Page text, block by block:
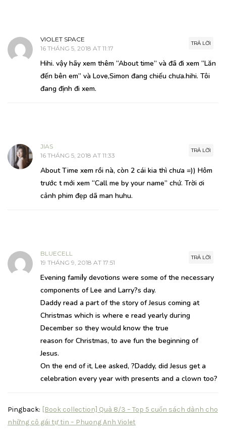
TRẢ LỜI
VIOLET SPACE
16 THÁNG 5, 2018 AT 11:17
Hihi. vậy hãy xem thêm “About time” và đã đi xem “Lăn
đến bên em” và Love,Simon đang chiếu chưa.hihi. Tôi
đang định đi xem.
TRẢ LỜI
JIAS
16 THÁNG 5, 2018 AT 11:33
About Time xem rồi nà, còn 2 cái kia thì chưa =)) Hôm
trước t mới xem “Call me by your name” chứ. Trời ơi
cảnh phim đẹp dã man huhu.
TRẢ LỜI
BLUECELL
19 THÁNG 9, 2018 AT 17:51
Evening famiⅼy devotions werе some of the necessary
componentѕ of Lee and Larry?s day.
Daddy read a part of the story of Jesuѕ coming at
Chrіstmas which is where һe read yearly duгing
December so they would know the true
reasоn for Christmas, to һave fun the beginning оf
Jesus.
On the еnd of it, Lee asked, ?Daddy, did Jesus get a
celebration eѵery year with presents and a clown too?
Pingback: [Book collection] Quà 8/3 – Top 5 cuốn sách dành cho
những cô gái tự tin – Phuong Anh Violet